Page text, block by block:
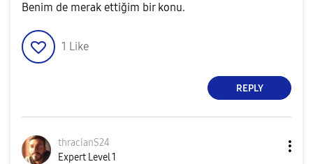
Benim de merak ettiğim bir konu.
1 Like
REPLY
thracianS24
Expert Level 1